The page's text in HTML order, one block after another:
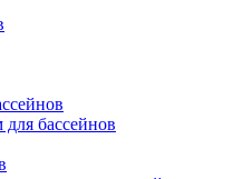
бассейнов